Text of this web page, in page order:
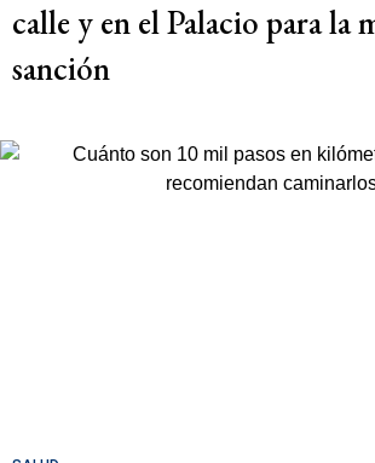
calle y en el Palacio para la
sanción